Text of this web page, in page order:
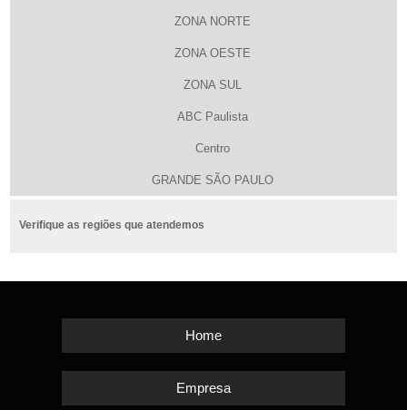
ZONA NORTE
ZONA OESTE
ZONA SUL
ABC Paulista
Centro
GRANDE SÃO PAULO
Verifique as regiões que atendemos
Home
Empresa